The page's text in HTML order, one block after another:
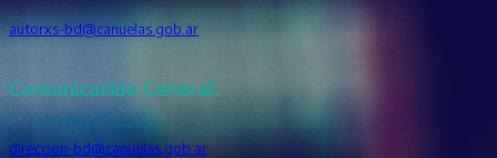
autorxs-bd@canuelas.gob.ar
Comunicación General:
direccion-bd@canuelas.gob.ar